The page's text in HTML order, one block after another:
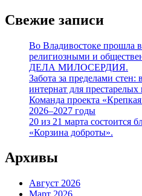
Свежие записи
Во Владивостоке прошла
религиозными и
ДЕЛА МИЛОСЕРДИЯ.
Забота за пределами
интернат для
Команда проекта
2026–2027 годы
20 из 21 марта состоится
«Корзина доброты».
Архивы
Август 2026